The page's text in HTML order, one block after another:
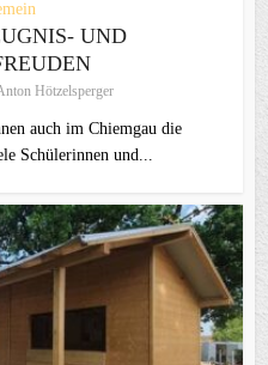
UND
Hötzelsperger
auch im Chiemgau die
Schülerinnen und...